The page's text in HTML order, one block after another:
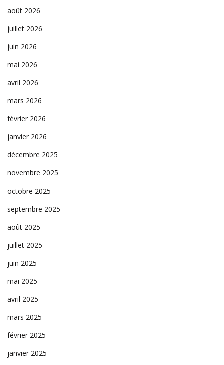
août 2026
juillet 2026
juin 2026
mai 2026
avril 2026
mars 2026
février 2026
janvier 2026
décembre 2025
novembre 2025
octobre 2025
septembre 2025
août 2025
juillet 2025
juin 2025
mai 2025
avril 2025
mars 2025
février 2025
janvier 2025